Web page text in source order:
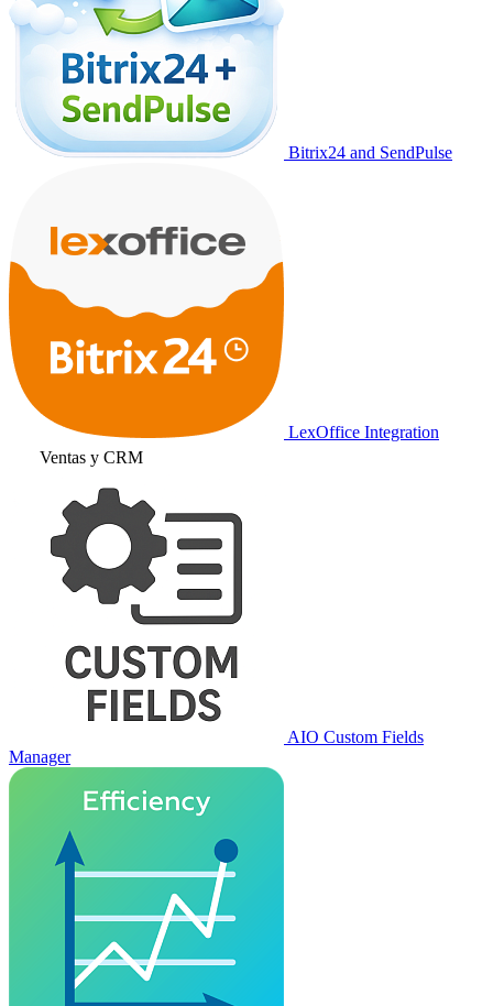
Bitrix24 and SendPulse
LexOffice Integration
Ventas y CRM
AIO Custom Fields
Manager